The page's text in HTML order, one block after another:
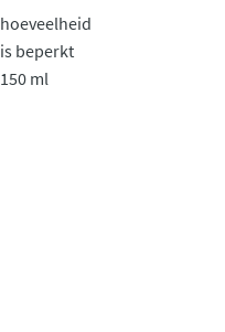
hoeveelheid
is beperkt
150 ml